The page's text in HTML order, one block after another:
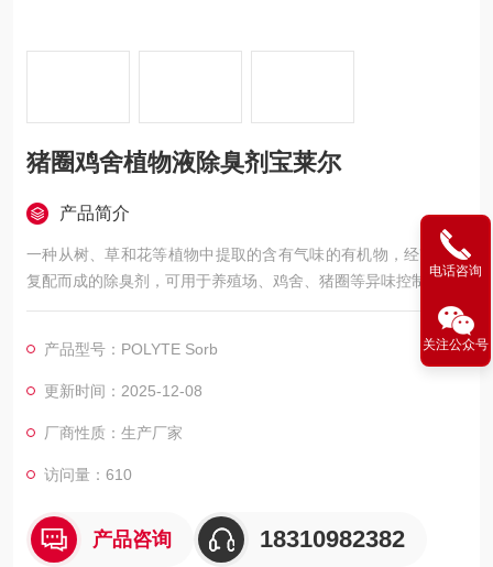
猪圈鸡舍植物液除臭剂宝莱尔
产品简介
一种从树、草和花等植物中提取的含有气味的有机物，经改性和
复配而成的除臭剂，可用于养殖场、鸡舍、猪圈等异味控制。
猪圈鸡舍植物液除臭剂宝莱尔
产品型号：POLYTE Sorb
更新时间：2025-12-08
厂商性质：生产厂家
访问量：610
产品咨询 18310982382
电话咨询
关注公众号